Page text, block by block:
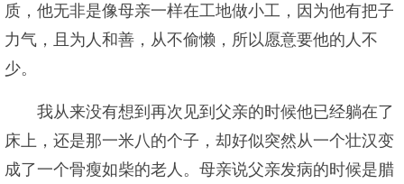
质，他无非是像母亲一样在工地做小工，因为他有把子
力气，且为人和善，从不偷懒，所以愿意要他的人不
少。
我从来没有想到再次见到父亲的时候他已经躺在了
床上，还是那一米八的个子，却好似突然从一个壮汉变
成了一个骨瘦如柴的老人。母亲说父亲发病的时候是腊